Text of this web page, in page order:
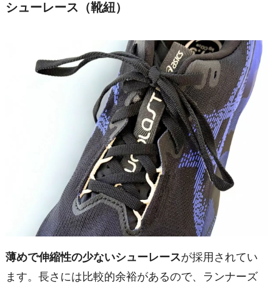
シューレース（靴紐）
薄めで伸縮性の少ないシューレースが採用されてい
ます。長さには比較的余裕があるので、ランナーズ